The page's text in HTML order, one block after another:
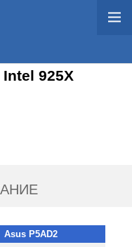
925X
Asus P5AD2